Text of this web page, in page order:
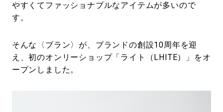
やすくてファッショナブルなアイテムが多いので
す。
そんな〈ブラン〉が、ブランドの創設10周年を迎
え、初のオンリーショップ「ライト（LHITE）」をオ
ープンしました。